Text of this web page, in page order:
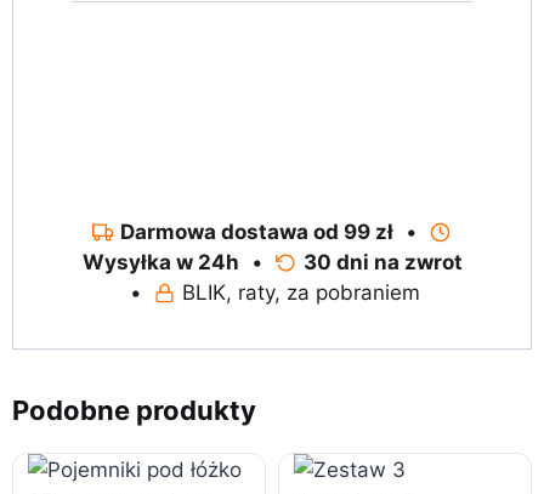
Darmowa dostawa od 99 zł •
Wysyłka w 24h •
30 dni na zwrot
•
BLIK, raty, za pobraniem
Podobne produkty